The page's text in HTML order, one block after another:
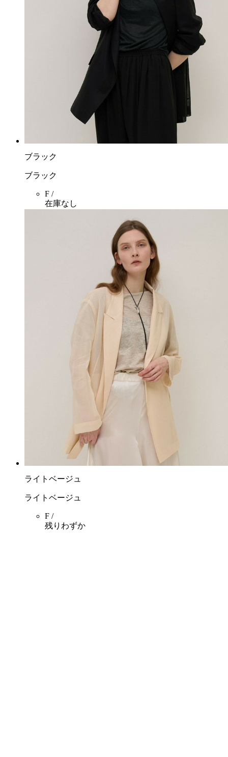
ブラック
ブラック
F /
在庫なし
ライトベージュ
ライトベージュ
F /
残りわずか